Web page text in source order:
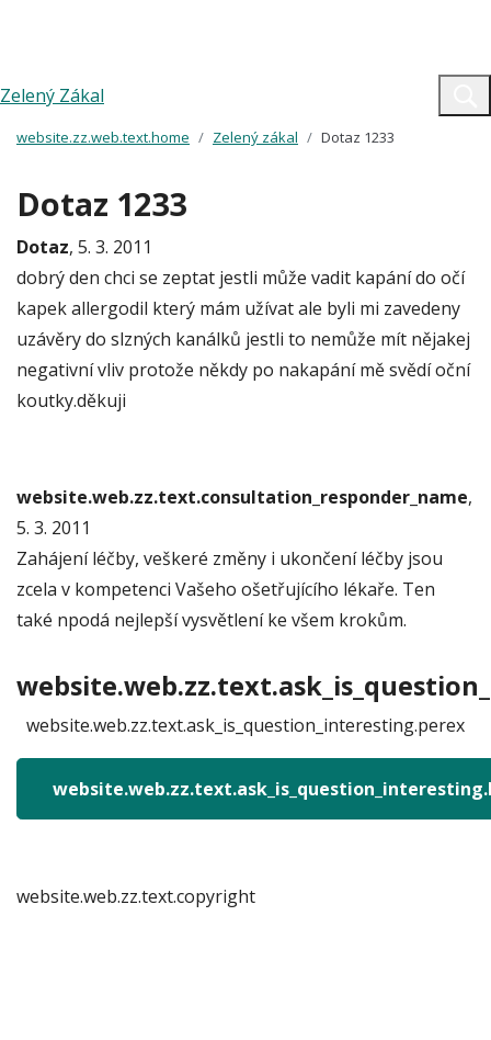
Zelený Zákal
website.zz.web.text.home Zelený zákal Dotaz 1233
Dotaz 1233
Dotaz, 5. 3. 2011
dobrý den chci se zeptat jestli může vadit kapání do očí
kapek allergodil který mám užívat ale byli mi zavedeny
uzávěry do slzných kanálků jestli to nemůže mít nějakej
negativní vliv protože někdy po nakapání mě svědí oční
koutky.děkuji
website.web.zz.text.consultation_responder_name,
5. 3. 2011
Zahájení léčby, veškeré změny i ukončení léčby jsou
zcela v kompetenci Vašeho ošetřujícího lékaře. Ten
také npodá nejlepší vysvětlení ke všem krokům.
website.web.zz.text.ask_is_question_interesting.perex
website.web.zz.text.copyright